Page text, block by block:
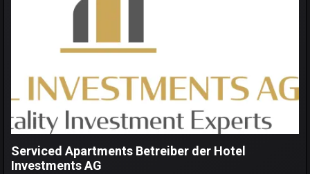
Serviced Apartments Betreiber der Hotel
Investments AG